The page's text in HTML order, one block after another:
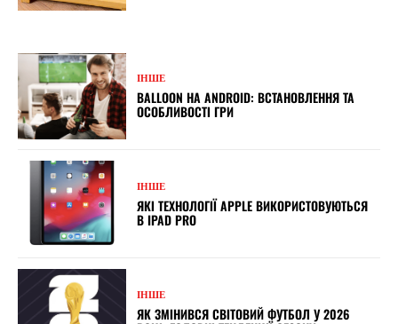
ІНШЕ
BALLOON НА ANDROID: ВСТАНОВЛЕННЯ ТА
ОСОБЛИВОСТІ ГРИ
ІНШЕ
ЯКІ ТЕХНОЛОГІЇ APPLE ВИКОРИСТОВУЮТЬСЯ
В IPAD PRO
ІНШЕ
ЯК ЗМІНИВСЯ СВІТОВИЙ ФУТБОЛ У 2026